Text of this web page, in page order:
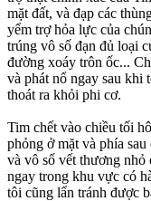
mặt đất, và đạp các
yểm trợ hỏa lực của
trúng vô số đạn đủ loại
đường xoáy trôn ốc...
và phát nổ ngay sau khi
thoát ra khỏi phi cơ.
Tim chết vào chiều tối
phỏng ở mặt và phía
và vô số vết thương
ngay trong khu vực có
tôi cũng lẩn tránh được